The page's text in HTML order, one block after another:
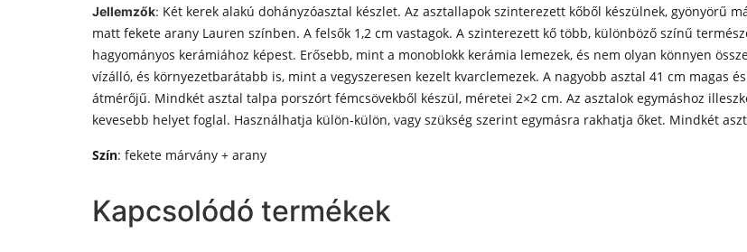
Jellemzők: Két kerek alakú dohányzóasztal készlet. Az asztallapok szinterezett kőből készülnek, gyönyörű
matt fekete arany Lauren színben. A felsők 1,2 cm vastagok. A szinterezett kő több, különböző színű
hagyományos kerámiához képest. Erősebb, mint a monoblokk kerámia lemezek, és nem olyan könnyen
vízálló, és környezetbarátabb is, mint a vegyszeresen kezelt kvarclemezek. A nagyobb asztal 41 cm magas
átmérőjű. Mindkét asztal talpa porszórt fémcsövekből készül, méretei 2×2 cm. Az asztalok egymáshoz
kevesebb helyet foglal. Használhatja külön-külön, vagy szükség szerint egymásra rakhatja őket. Mindkét
Szín: fekete márvány + arany
Kapcsolódó termékek